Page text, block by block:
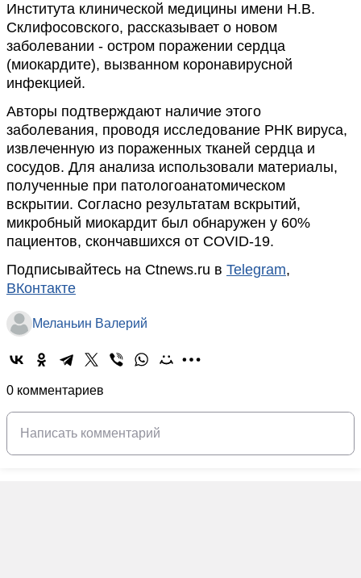
Институтa клинической медицины имени Н.В.
Склифосовского, рассказывает о новом
заболевании - остром поражении сердца
(миокардите), вызванном коронавирусной
инфекцией.
Авторы подтверждают наличие этого
заболевания, проводя исследование РНК вируса,
извлеченную из пораженных тканей сердца и
сосудов. Для анализа использовали материалы,
полученные при патологоанатомическом
вскрытии. Согласно результатам вскрытий,
микробный миокардит был обнаружен у 60%
пациентов, скончавшихся от COVID-19.
Подписывайтесь на Ctnews.ru в Telegram,
ВКонтакте
Меланьин Валерий
0 комментариев